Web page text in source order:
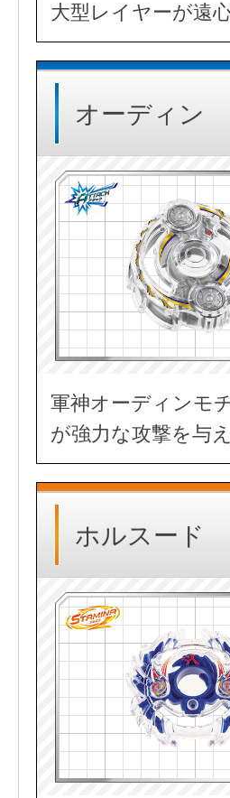
大型レイヤーが遠
オーディン
軍神オーディンモ
が強力な攻撃を与
ホルスード